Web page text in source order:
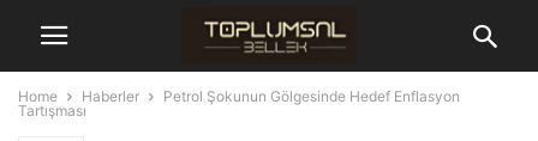
Home Haberler
Petrol Şokunun Gölgesinde Hedef Enflasyon
Tartışması